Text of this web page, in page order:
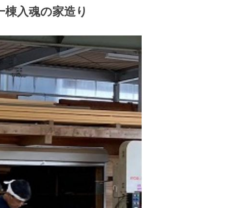
入魂の家造り